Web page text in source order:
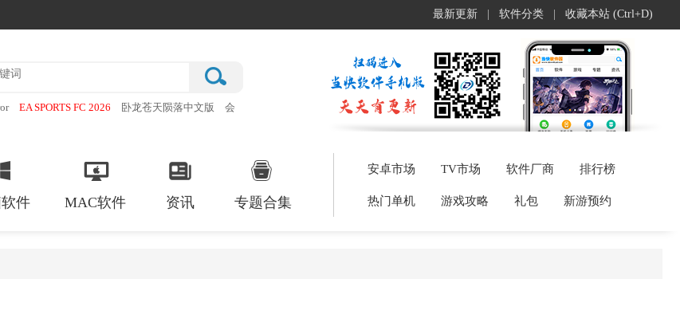
最新更新 软件分类 收藏本站 (Ctrl+D)
EA SPORTS FC 2026 卧龙苍天陨落中文版
会
件 MAC软件 资讯 专题合集
安卓市场 TV市场 软件厂商 排行榜
热门单机 游戏攻略 礼包 新游预约